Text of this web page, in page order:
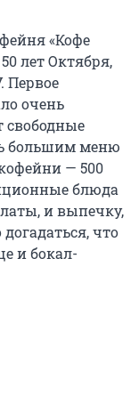
«Кофе
лет Октября,
Первое
очень
большим меню
— 500
блюда
и выпечку,
что
и бокал-